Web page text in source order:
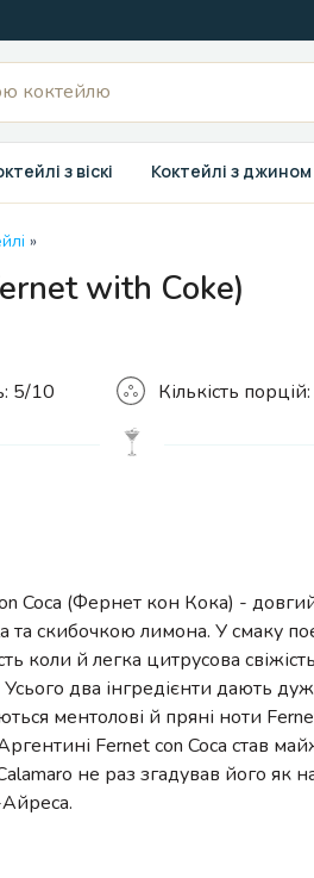
з віскі Коктейлі з джином
»
with Coke)
5/10
Кількість
Кількість порцій:
Coca (Фернет кон Кока) -
та скибочкою лимона. У смаку
коли й легка цитрусова
два інгредієнти дають
ментолові й пряні ноти
Fernet con Coca став
не раз згадував його як